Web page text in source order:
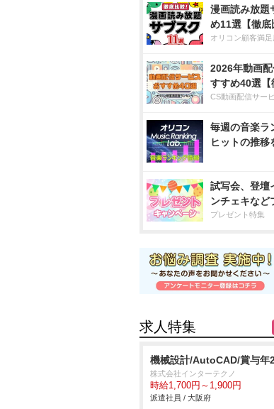
漫画読み放題
め11選【徹底
オリコン顧客満
2026年動画
すすめ40選【
CS動画配信サー
毎週の音楽ラ
ヒットの推移
試写会、登壇
ンチェキなど
プレゼント特集
求人特集
機械設計/AutoCAD/賞与年
株式会社インターテクノ
時給1,700円～1,900円
派遣社員 / 大阪府